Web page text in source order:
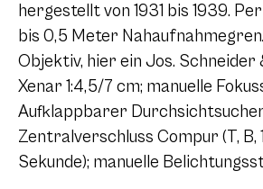
hergestellt von 1931 bis 1939.
bis 0,5 Meter
Objektiv, hier ein Jos. Schneider
Xenar 1:4,5/7 cm; manuelle
Aufklappbarer
Zentralverschluss Compur (T, B,
Sekunde); manuelle